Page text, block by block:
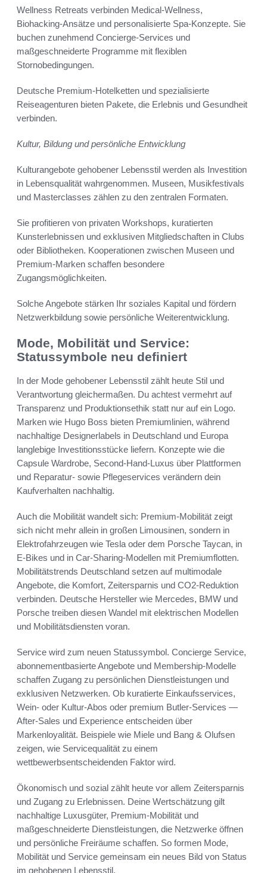
Wellness Retreats verbinden Medical-Wellness,
Biohacking-Ansätze und personalisierte Spa-Konzepte. Sie
buchen zunehmend Concierge-Services und
maßgeschneiderte Programme mit flexiblen
Stornobedingungen.
Deutsche Premium-Hotelketten und spezialisierte
Reiseagenturen bieten Pakete, die Erlebnis und Gesundheit
verbinden.
Kultur, Bildung und persönliche Entwicklung
Kulturangebote gehobener Lebensstil werden als Investition
in Lebensqualität wahrgenommen. Museen, Musikfestivals
und Masterclasses zählen zu den zentralen Formaten.
Sie profitieren von privaten Workshops, kuratierten
Kunsterlebnissen und exklusiven Mitgliedschaften in Clubs
oder Bibliotheken. Kooperationen zwischen Museen und
Premium-Marken schaffen besondere
Zugangsmöglichkeiten.
Solche Angebote stärken Ihr soziales Kapital und fördern
Netzwerkbildung sowie persönliche Weiterentwicklung.
Mode, Mobilität und Service:
Statussymbole neu definiert
In der Mode gehobener Lebensstil zählt heute Stil und
Verantwortung gleichermaßen. Du achtest vermehrt auf
Transparenz und Produktionsethik statt nur auf ein Logo.
Marken wie Hugo Boss bieten Premiumlinien, während
nachhaltige Designerlabels in Deutschland und Europa
langlebige Investitionsstücke liefern. Konzepte wie die
Capsule Wardrobe, Second-Hand-Luxus über Plattformen
und Reparatur- sowie Pflegeservices verändern dein
Kaufverhalten nachhaltig.
Auch die Mobilität wandelt sich: Premium-Mobilität zeigt
sich nicht mehr allein in großen Limousinen, sondern in
Elektrofahrzeugen wie Tesla oder dem Porsche Taycan, in
E-Bikes und in Car-Sharing-Modellen mit Premiumflotten.
Mobilitätstrends Deutschland setzen auf multimodale
Angebote, die Komfort, Zeitersparnis und CO2-Reduktion
verbinden. Deutsche Hersteller wie Mercedes, BMW und
Porsche treiben diesen Wandel mit elektrischen Modellen
und Mobilitätsdiensten voran.
Service wird zum neuen Statussymbol. Concierge Service,
abonnementbasierte Angebote und Membership-Modelle
schaffen Zugang zu persönlichen Dienstleistungen und
exklusiven Netzwerken. Ob kuratierte Einkaufsservices,
Wein- oder Kultur-Abos oder premium Butler-Services —
After-Sales und Experience entscheiden über
Markenloyalität. Beispiele wie Miele und Bang & Olufsen
zeigen, wie Servicequalität zu einem
wettbewerbsentscheidenden Faktor wird.
Ökonomisch und sozial zählt heute vor allem Zeitersparnis
und Zugang zu Erlebnissen. Deine Wertschätzung gilt
nachhaltige Luxusgüter, Premium-Mobilität und
maßgeschneiderte Dienstleistungen, die Netzwerke öffnen
und persönliche Freiräume schaffen. So formen Mode,
Mobilität und Service gemeinsam ein neues Bild von Status
im gehobenen Lebensstil.